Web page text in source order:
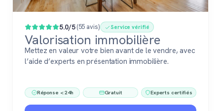
5.0/5(55 avis) Service vérifié
Valorisation immobilière
Mettez en valeur votre bien avant de le vendre, avec
l’aide d’experts en présentation immobilière.
Réponse < 24h Gratuit Experts certifiés